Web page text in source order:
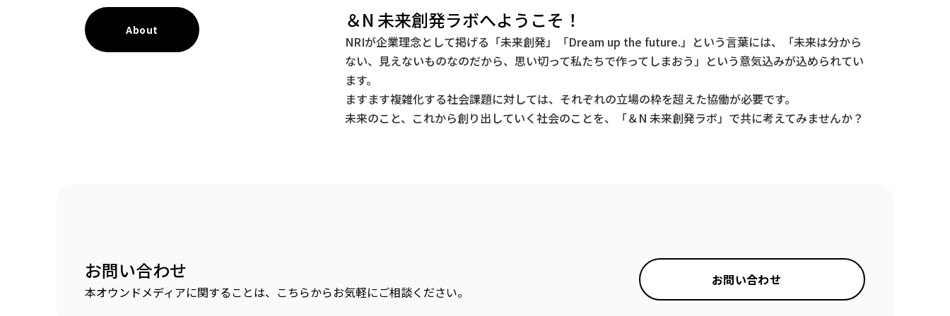
About ＆N 未来創発ラボへようこそ！
NRIが企業理念として掲げる「未来創発」「Dream up the future.」という言葉には、「未来は分から
ない、見えないものなのだから、思い切って私たちで作ってしまおう」という意気込みが込められてい
ます。
ますます複雑化する社会課題に対しては、それぞれの立場の枠を超えた協働が必要です。
未来のこと、これから創り出していく社会のことを、「＆N 未来創発ラボ」で共に考えてみませんか？
お問い合わせ
本オウンドメディアに関することは、こちらからお気軽にご相談ください。
お問い合わせ